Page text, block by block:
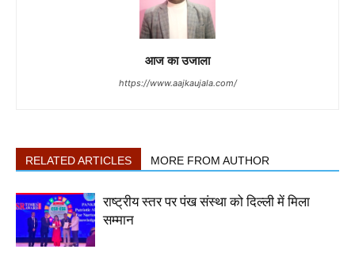
आज का उजाला
https://www.aajkaujala.com/
RELATED ARTICLES MORE FROM AUTHOR
राष्ट्रीय स्तर पर पंख संस्था को दिल्ली में मिला
सम्मान